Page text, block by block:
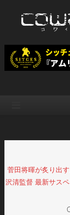
WEB映
菅田将暉が炙り出
沢清監督 最新サス